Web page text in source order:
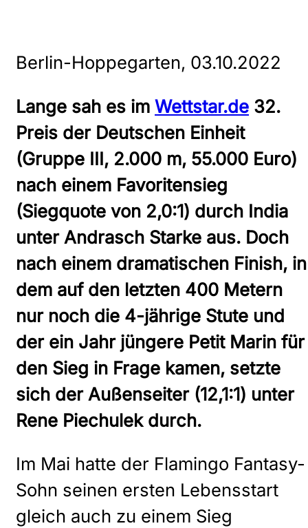
Berlin-Hoppegarten, 03.10.2022
Lange sah es im Wettstar.de 32.
Preis der Deutschen Einheit
(Gruppe III, 2.000 m, 55.000 Euro)
nach einem Favoritensieg
(Siegquote von 2,0:1) durch India
unter Andrasch Starke aus. Doch
nach einem dramatischen Finish, in
dem auf den letzten 400 Metern
nur noch die 4-jährige Stute und
der ein Jahr jüngere Petit Marin für
den Sieg in Frage kamen, setzte
sich der Außenseiter (12,1:1) unter
Rene Piechulek durch.
Im Mai hatte der Flamingo Fantasy-
Sohn seinen ersten Lebensstart
gleich auch zu einem Sieg